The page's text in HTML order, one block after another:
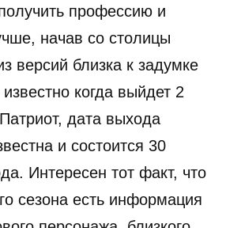
профессию и
начав со столицы
версий близка к задумке
когда выйдет 2
дата выхода
и состоится 30
Интересен тот факт, что
сезона есть информация